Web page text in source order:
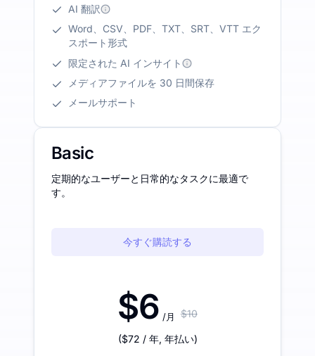
AI 翻訳
Word、CSV、PDF、TXT、SRT、VTT エク
スポート形式
限定された AI インサイト
メディアファイルを 30 日間保存
メールサポート
Basic
定期的なユーザーと日常的なタスクに最適で
す。
今すぐ購読する
$6 /月 $10
($72 / 年, 年払い)